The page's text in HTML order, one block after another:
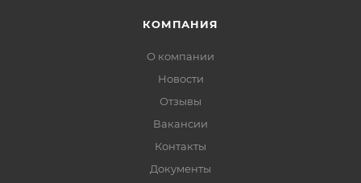
КОМПАНИЯ
О компании
Новости
Отзывы
Вакансии
Контакты
Документы